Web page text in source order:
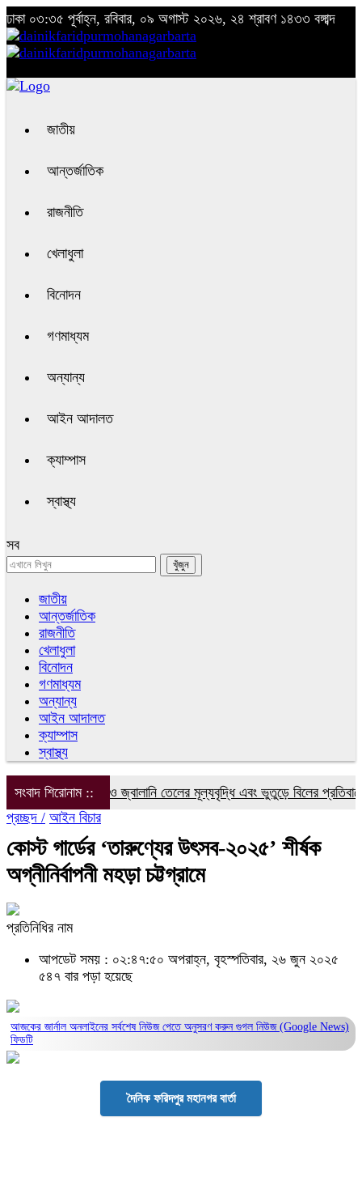
ঢাকা ০৩:৩৫ পূর্বাহ্ন, রবিবার, ০৯ অগাস্ট ২০২৬, ২৪ শ্রাবণ ১৪৩৩ বঙ্গাব্দ
জাতীয়
আন্তর্জাতিক
রাজনীতি
খেলাধুলা
বিনোদন
গণমাধ্যম
অন্যান্য
আইন আদালত
ক্যাম্পাস
স্বাস্থ্য
সব
জাতীয়
আন্তর্জাতিক
রাজনীতি
খেলাধুলা
বিনোদন
গণমাধ্যম
অন্যান্য
আইন আদালত
ক্যাম্পাস
স্বাস্থ্য
সংবাদ শিরোনাম ::
বিদ্যুৎ, গ্যাস ও জ্বালানি তেলের মূল্যবৃদ্ধি এবং ভুতুড়ে বিলের প্রতিবাদে
প্রচ্ছদ / আইন বিচার
কোস্ট গার্ডের ‘তারুণ্যের উৎসব-২০২৫’ শীর্ষক
অগ্নীনির্বাপনী মহড়া চট্টগ্রামে
প্রতিনিধির নাম
আপডেট সময় : ০২:৪৭:৫০ অপরাহ্ন, বৃহস্পতিবার, ২৬ জুন ২০২৫
৫৪৭ বার পড়া হয়েছে
আজকের জার্নাল অনলাইনের সর্বশেষ নিউজ পেতে অনুসরণ করুন গুগল নিউজ (Google News)
ফিডটি
দৈনিক ফরিদপুর মহানগর বার্তা